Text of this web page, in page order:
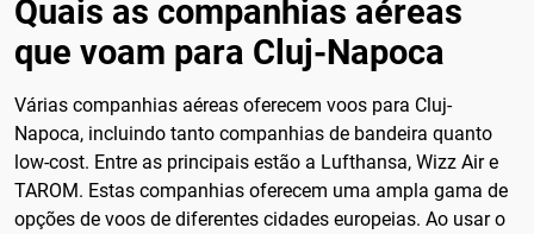
Quais as companhias aéreas
que voam para Cluj-Napoca
Várias companhias aéreas oferecem voos para Cluj-
Napoca, incluindo tanto companhias de bandeira quanto
low-cost. Entre as principais estão a Lufthansa, Wizz Air e
TAROM. Estas companhias oferecem uma ampla gama de
opções de voos de diferentes cidades europeias. Ao usar o